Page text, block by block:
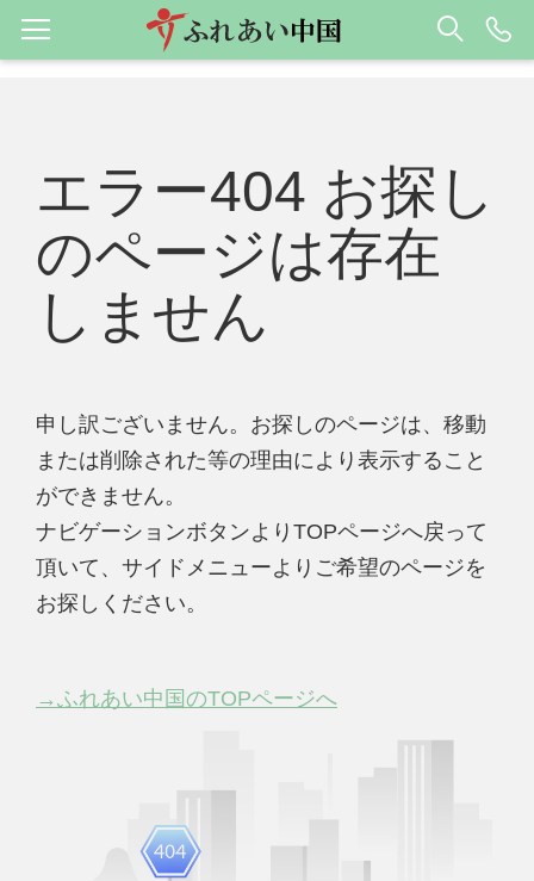
エラー404 お探し
のページは存在
しません
申し訳ございません。お探しのページは、移動
または削除された等の理由により表示すること
ができません。
ナビゲーションボタンよりTOPページへ戻って
頂いて、サイドメニューよりご希望のページを
お探しください。
→ふれあい中国のTOPページへ